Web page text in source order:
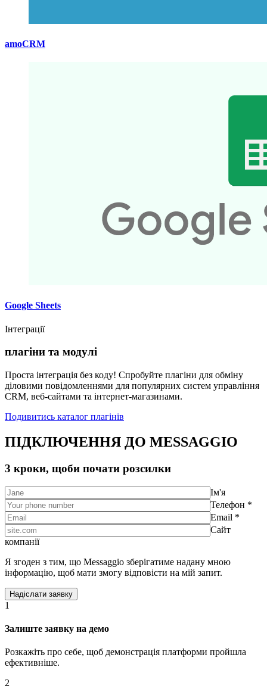
amoCRM
Google Sheets
Інтеграції
плагіни та модулі
Проста інтеграція без коду! Спробуйте плагіни для обміну
діловими повідомленнями для популярних систем управління
CRM, веб-сайтами та інтернет-магазинами.
Подивитись каталог плагінів
ПІДКЛЮЧЕННЯ ДО MESSAGGIO
3 кроки, щоби почати розсилки
Ім'я
Телефон *
Email *
Сайт
компанії
Я згоден з тим, що Messaggio зберігатиме надану мною
інформацію, щоб мати змогу відповісти на мій запит.
1
Залиште заявку на демо
Розкажіть про себе, щоб демонстрація платформи пройшла
ефективніше.
2